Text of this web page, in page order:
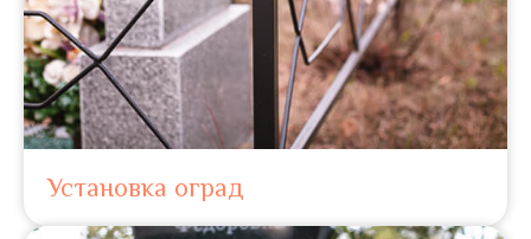
Установка оград